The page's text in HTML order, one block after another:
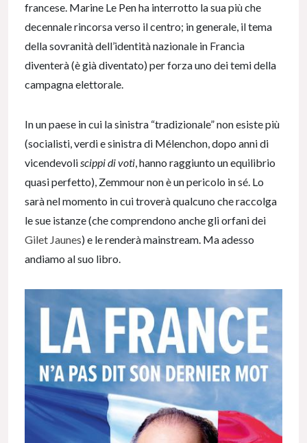
francese. Marine Le Pen ha interrotto la sua più che
decennale rincorsa verso il centro; in generale, il tema
della sovranità dell’identità nazionale in Francia
diventerà (è già diventato) per forza uno dei temi della
campagna elettorale.
In un paese in cui la sinistra “tradizionale” non esiste più
(socialisti, verdi e sinistra di Mélenchon, dopo anni di
vicendevoliscippi di voti, hanno raggiunto un equilibrio
quasi perfetto), Zemmour non è un pericolo in sé. Lo
sarà nel momento in cui troverà qualcuno che raccolga
le sue istanze (che comprendono anche gli orfani dei
Gilet Jaunes) e le renderà mainstream. Ma adesso
andiamo al suo libro.